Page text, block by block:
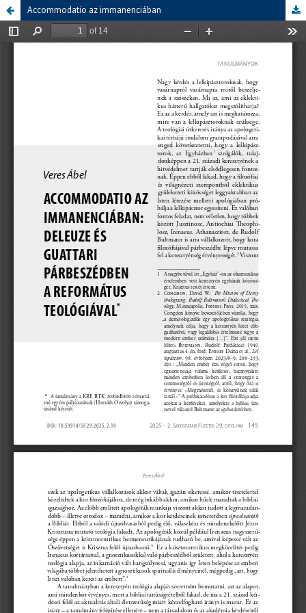
Accommodatio az immanenciában